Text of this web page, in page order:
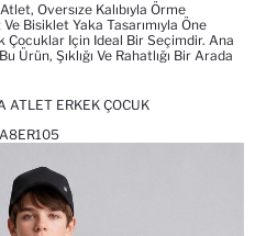
Oversıze Kalıbıyla Örme
Bisiklet Yaka Tasarımıyla Öne
Çocuklar Için Ideal Bir Seçimdir. Ana
Ürün, Şıklığı Ve Rahatlığı Bir Arada
ATLET ERKEK ÇOCUK